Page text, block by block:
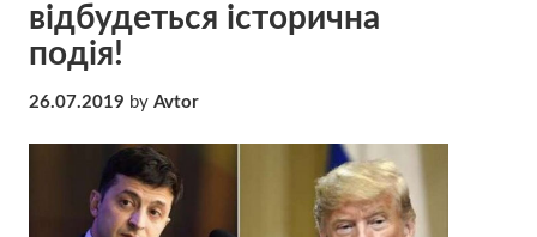
відбудеться історична
подія!
26.07.2019 by Avtor